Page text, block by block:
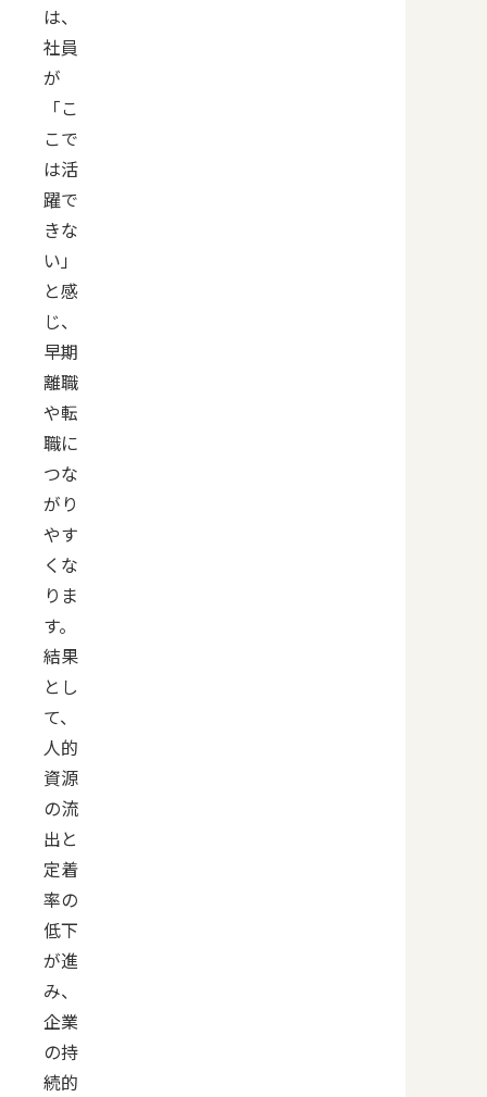
は、
社員
が
「こ
こで
は活
躍で
きな
い」
と感
じ、
早期
離職
や転
職に
つな
がり
やす
くな
りま
す。
結果
とし
て、
人的
資源
の流
出と
定着
率の
低下
が進
み、
企業
の持
続的